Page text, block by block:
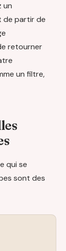
un
de partir de
retourner
un filtre,
qui se
sont des